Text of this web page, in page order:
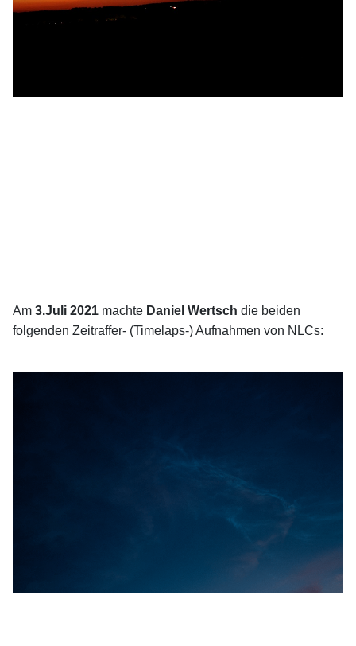
Am 3.Juli 2021 machte Daniel Wertsch die beiden
folgenden Zeitraffer- (Timelaps-) Aufnahmen von NLCs: